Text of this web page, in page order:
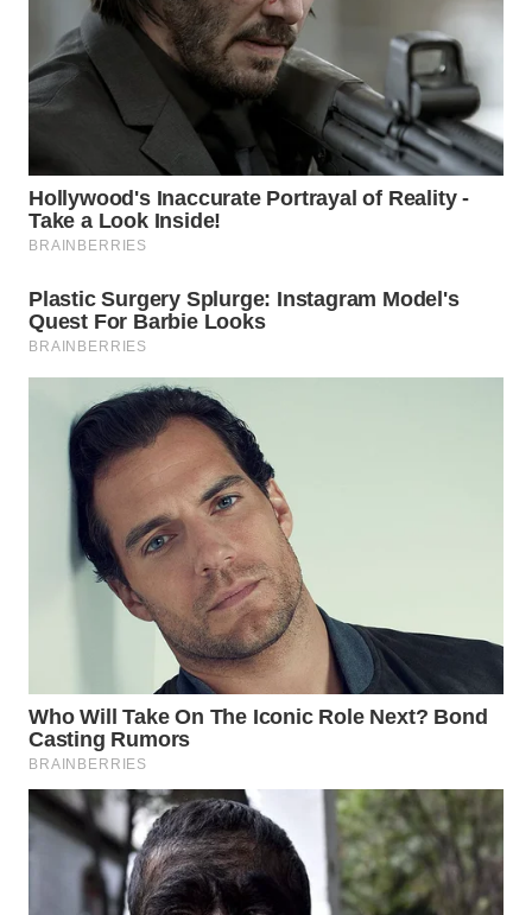
WN
PRIANGAN
TIMUR
SEMARANG
WN
WN
BOROBUDUR
WN
MADURA
WN
SURABAYA
BINTAN
WN
MANDALIKA
WN
LIKUPANG